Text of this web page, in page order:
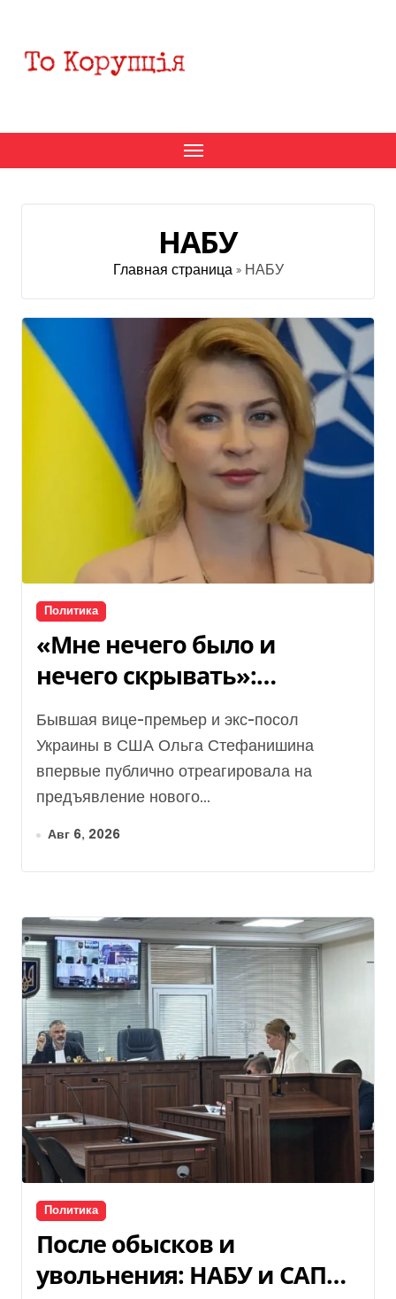
содержанию
НАБУ
Главная страница» НАБУ
Политика
«Мне нечего было и
нечего скрывать»:
Стефанишина
прокомментировала
новое подозрение
Бывшая вице-премьер и экс-посол
Украины в США Ольга Стефанишина
впервые публично отреагировала на
предъявление нового...
Авг 6, 2026
Политика
После обысков и
увольнения: НАБУ и САП